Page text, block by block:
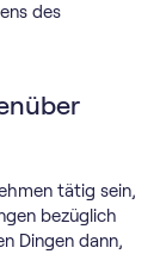
des
tätig sein,
bezüglich
Dingen dann,